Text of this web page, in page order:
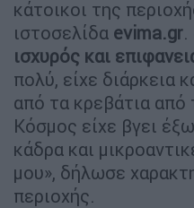
κάτοικοι της
ιστοσελίδα evima.gr.
ισχυρός και
πολύ, είχε διάρκεια
από τα κρεβάτια
Κόσμος είχε βγει
κάδρα και
μου», δήλωσε
περιοχής.